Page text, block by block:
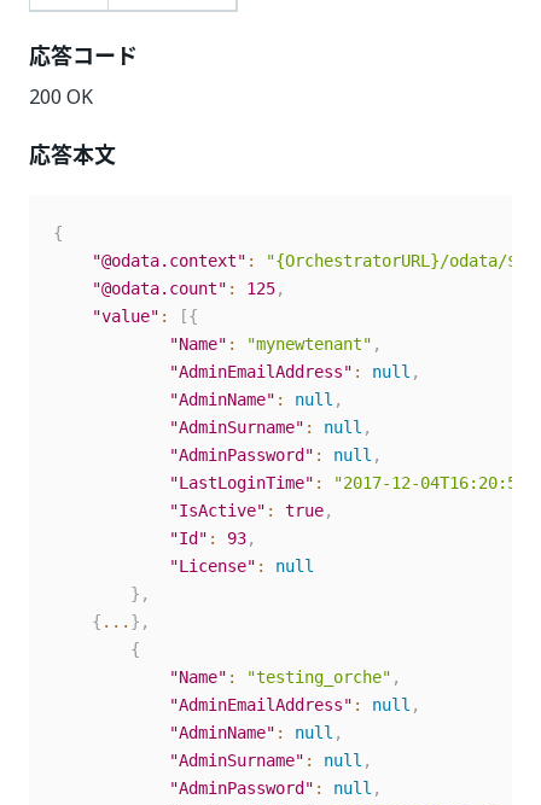
応答コード
200 OK
応答本文
{
"@odata.context" :
"{OrchestratorURL}/odata/
"@odata.count" : 125,
"value" : [{
"Name" : "mynewtenant" ,
"AdminEmailAddress" : null ,
"AdminName" : null ,
"AdminSurname" : null ,
"AdminPassword" : null ,
"LastLoginTime" :
"2017-12-
"IsActive" : true,
"Id" : 93,
"License" :
null
} ,
{ ... } ,
{
"Name" : "testing_orche" ,
"AdminEmailAddress" : null ,
"AdminName" : null ,
"AdminSurname" : null ,
"AdminPassword" : null ,